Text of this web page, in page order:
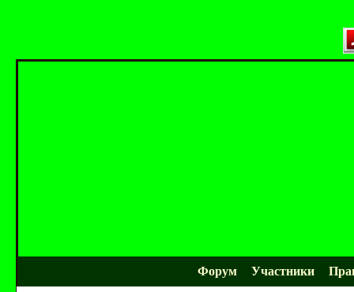
Форум Участники